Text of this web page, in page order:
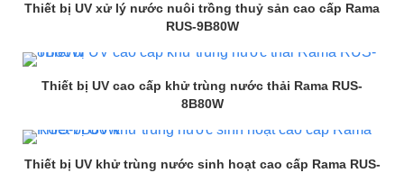
Thiết bị UV xử lý nước nuôi trồng thuỷ sản cao cấp Rama
RUS-9B80W
Thiết bị UV cao cấp khử trùng nước thải Rama RUS-
8B80W
Thiết bị UV khử trùng nước sinh hoạt cao cấp Rama RUS-